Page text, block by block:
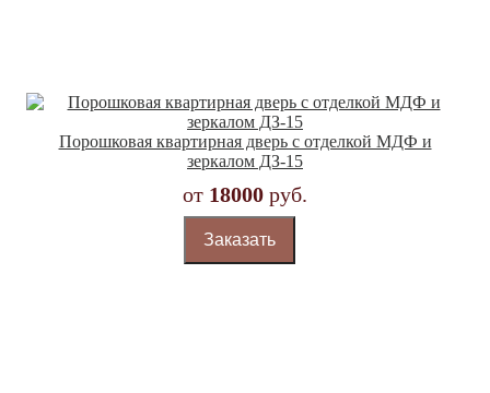
Порошковая квартирная дверь с отделкой МДФ и
зеркалом ДЗ-15
от 18000 руб.
Заказать